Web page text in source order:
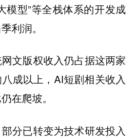
模型”等全栈体系的开发成
利润。
文版权收入仍占据这两家
成以上，AI短剧相关收入
在爬坡。
分已转变为技术研发投入